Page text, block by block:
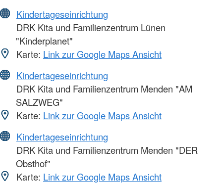
Kindertageseinrichtung
DRK Kita und Familienzentrum Lünen
"Kinderplanet"
Karte: Link zur Google Maps Ansicht
Kindertageseinrichtung
DRK Kita und Familienzentrum Menden "AM
SALZWEG"
Karte: Link zur Google Maps Ansicht
Kindertageseinrichtung
DRK Kita und Familienzentrum Menden "DER
Obsthof"
Karte: Link zur Google Maps Ansicht